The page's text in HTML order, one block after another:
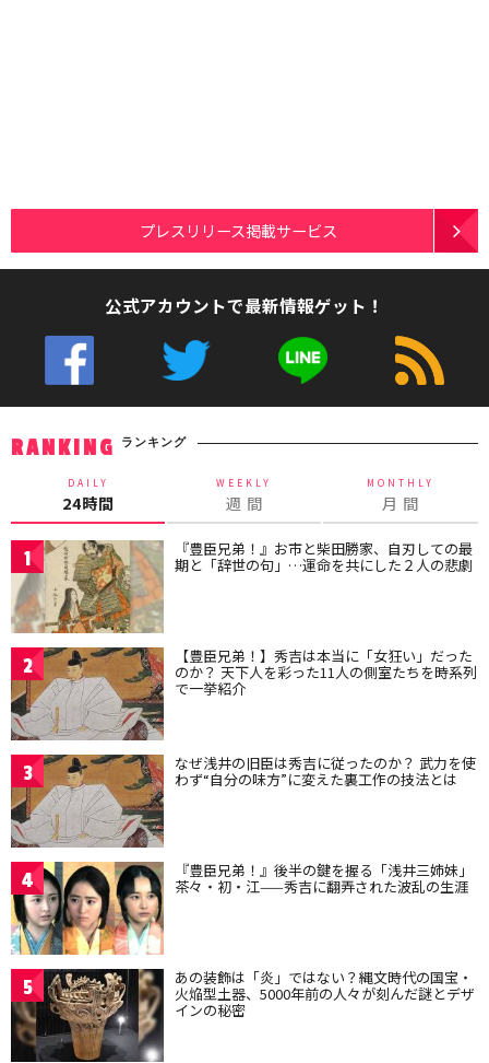
プレスリリース掲載サービス
公式アカウントで最新情報ゲット！
RANKING ランキング
DAILY
24時間
WEEKLY
週 間
MONTHLY
月 間
1 『豊臣兄弟！』お市と柴田勝家、自刃しての最
期と「辞世の句」…運命を共にした２人の悲劇
2 【豊臣兄弟！】秀吉は本当に「女狂い」だった
のか？ 天下人を彩った11人の側室たちを時系列
で一挙紹介
3 なぜ浅井の旧臣は秀吉に従ったのか？ 武力を使
わず“自分の味方”に変えた裏工作の技法とは
4 『豊臣兄弟！』後半の鍵を握る「浅井三姉妹」
茶々・初・江——秀吉に翻弄された波乱の生涯
5 あの装飾は「炎」ではない？縄文時代の国宝・
火焔型土器、5000年前の人々が刻んだ謎とデザ
インの秘密